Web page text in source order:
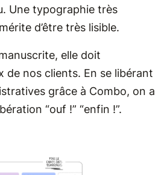
Une typographie très
d’être très lisible.
elle doit
de nos clients. En se libérant
grâce à Combo, on a
“ouf !” “enfin !”.